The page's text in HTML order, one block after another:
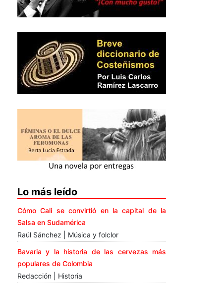
Lo más leído
Cómo Cali se convirtió en la capital de la
Salsa en Sudamérica
Raúl Sánchez | Música y folclor
Bavaria y la historia de las cervezas más
populares de Colombia
Redacción | Historia